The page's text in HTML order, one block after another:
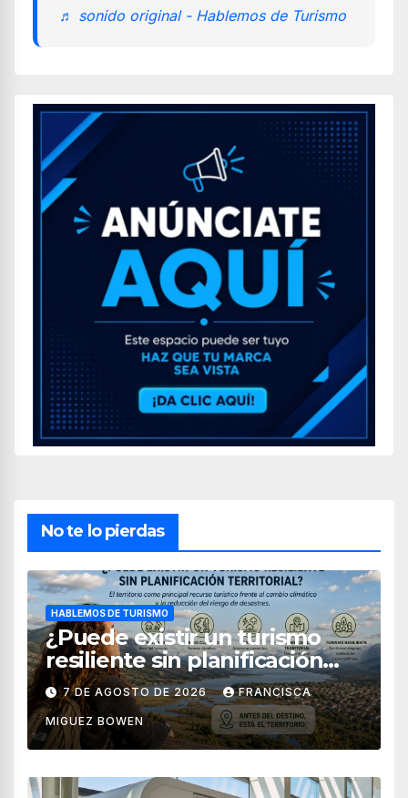
♬ sonido original - Hablemos de Turismo
No te lo pierdas
HABLEMOS DE TURISMO
¿Puede existir un turismo
resiliente sin planificación
territorial?
7 DE AGOSTO DE 2026 FRANCISCA
MIGUEZ BOWEN